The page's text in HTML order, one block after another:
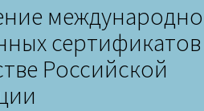
международно
Российской